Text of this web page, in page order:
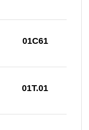
01C61
01T.01